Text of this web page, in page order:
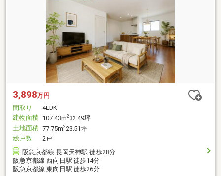
3,898万円
間取り
4LDK
建物面積 107.43m2 32.49坪
土地面積 77.75m223.51坪
総戸数
2戸
阪急京都線 長岡天神駅 徒歩28分
阪急京都線 西向日駅 徒歩14分
阪急京都線 東向日駅 徒歩26分